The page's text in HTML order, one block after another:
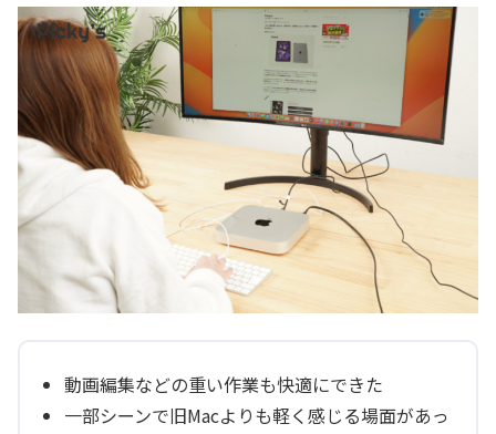
動画編集などの重い作業も快適にできた
一部シーンで旧Macよりも軽く感じる場面があっ